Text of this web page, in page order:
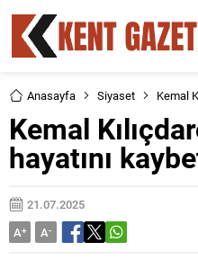
Anasayfa Siyaset Kemal
Kemal
hayatını
21.07.2025
A+ A-